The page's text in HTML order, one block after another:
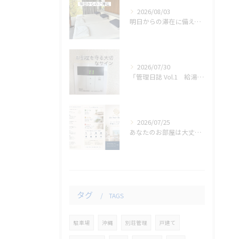
2026/08/03
明日からの滞在に備えて、セカンドハウスのメンテナンスとリネン...
2026/07/30
「管理日誌 Vol.1 給湯器のエラーを発見」
2026/07/25
あなたのお部屋は大丈夫ですか？
タグ TAGS
駐車場 沖縄 別荘管理 戸建て